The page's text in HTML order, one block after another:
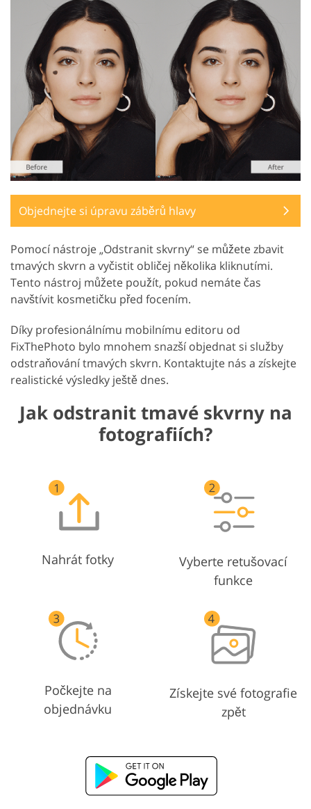
Objednejte si úpravu záběrů hlavy
Pomocí nástroje „Odstranit skvrny“ se můžete zbavit
tmavých skvrn a vyčistit obličej několika kliknutími.
Tento nástroj můžete použít, pokud nemáte čas
navštívit kosmetičku před focením.
Díky profesionálnímu mobilnímu editoru od
FixThePhoto bylo mnohem snazší objednat si služby
odstraňování tmavých skvrn. Kontaktujte nás a získejte
realistické výsledky ještě dnes.
Jak odstranit tmavé skvrny na
fotografiích?
Nahrát fotky
Vyberte retušovací
funkce
Počkejte na
objednávku
Získejte své fotografie
zpět